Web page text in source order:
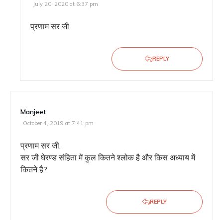
July 20, 2020 at 6:37 pm
प्रणाम सर जी
REPLY
Manjeet
October 4, 2019 at 7:41 pm
प्रणाम सर जी,
सर जी घेरण्ड संहिता में कुल कितने श्लोक है और किस अध्याय में
कितने है?
REPLY